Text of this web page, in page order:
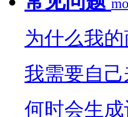
为什么我
我需要自
何时会生成